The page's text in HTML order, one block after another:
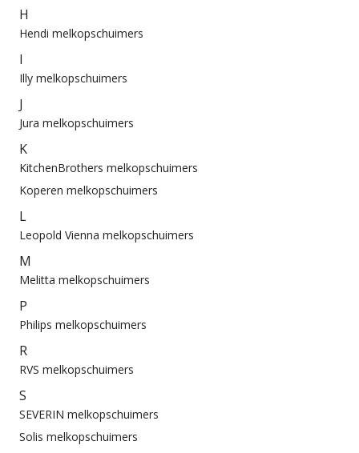
H
Hendi melkopschuimers
I
Illy melkopschuimers
J
Jura melkopschuimers
K
KitchenBrothers melkopschuimers
Koperen melkopschuimers
L
Leopold Vienna melkopschuimers
M
Melitta melkopschuimers
P
Philips melkopschuimers
R
RVS melkopschuimers
S
SEVERIN melkopschuimers
Solis melkopschuimers